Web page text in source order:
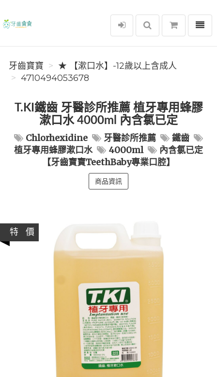
牙齒寶寶
選單
牙齒寶寶
★ 【漱口水】-12歲以上含成人
4710494053678
T.KI鐵齒 牙醫診所推薦 植牙專用蜂膠
漱口水 4000ml 內含氯已定
Chlorhexidine 牙醫診所推薦
鐵齒
植牙專用蜂膠漱口水
4000ml
內含氯已定
【牙齒寶寶TeethBaby專業口腔】
商品資訊
特 價